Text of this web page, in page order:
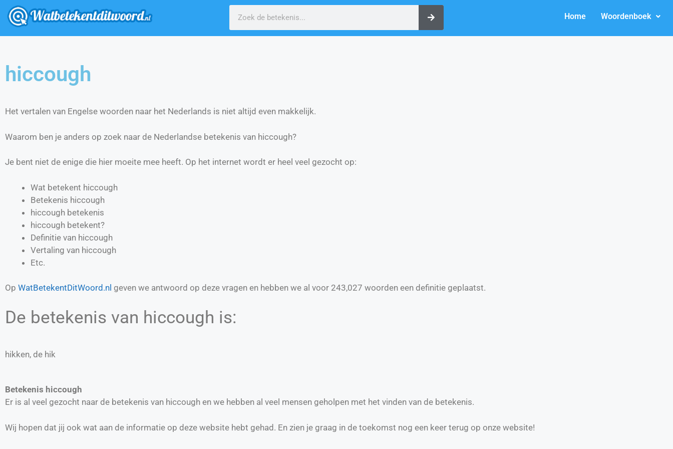
Home Woordenboek
hiccough
Het vertalen van Engelse woorden naar het Nederlands is niet altijd even makkelijk.
Waarom ben je anders op zoek naar de Nederlandse betekenis van hiccough?
Je bent niet de enige die hier moeite mee heeft. Op het internet wordt er heel veel gezocht op:
Wat betekent hiccough
Betekenis hiccough
hiccough betekenis
hiccough betekent?
Definitie van hiccough
Vertaling van hiccough
Etc.
Op WatBetekentDitWoord.nl geven we antwoord op deze vragen en hebben we al voor 243,027 woorden een definitie geplaatst.
De betekenis van hiccough is:
hikken, de hik
Betekenis hiccough
Er is al veel gezocht naar de betekenis van hiccough en we hebben al veel mensen geholpen met het vinden van de betekenis.
Wij hopen dat jij ook wat aan de informatie op deze website hebt gehad. En zien je graag in de toekomst nog een keer terug op onze website!